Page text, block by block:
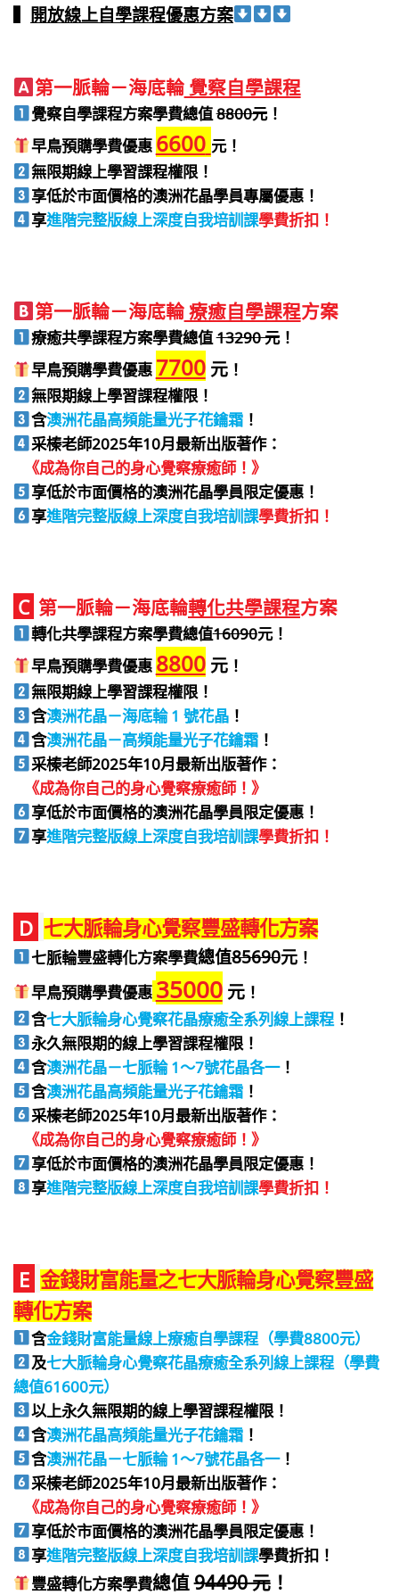
▍ 開放線上自學課程優惠方案
第一脈輪－海底輪覺察自學課程
覺察自學課程方案學費總值8800元！
早鳥預購學費優惠 6600 元！
無限期線上學習課程權限！
享低於市面價格的澳洲花晶學員專屬優惠！
享進階完整版線上深度自我培訓課學費折扣！
第一脈輪－海底輪療癒自學課程方案
療癒共學課程方案學費總值13290 元！
早鳥預購學費優惠 7700元！
無限期線上學習課程權限！
含澳洲花晶高頻能量光子花鑰霜！
采榛老師2025年10月最新出版著作：
《成為你自己的身心覺察療癒師！》
享低於市面價格的澳洲花晶學員限定優惠！
享進階完整版線上深度自我培訓課學費折扣！
C 第一脈輪－海底輪轉化共學課程方案
轉化共學課程方案學費總值16090元！
早鳥預購學費優惠 8800元！
無限期線上學習課程權限！
含澳洲花晶－海底輪 1 號花晶！
含澳洲花晶－高頻能量光子花鑰霜！
采榛老師2025年10月最新出版著作：
《成為你自己的身心覺察療癒師！》
享低於市面價格的澳洲花晶學員限定優惠！
享進階完整版線上深度自我培訓課學費折扣！
D 七大脈輪身心覺察豐盛轉化方案
七脈輪豐盛轉化方案學費總值85690元！
早鳥預購學費優惠35000元！
含七大脈輪身心覺察花晶療癒全系列線上課程！
永久無限期的線上學習課程權限！
含澳洲花晶－七脈輪 1～7號花晶各一！
含澳洲花晶高頻能量光子花鑰霜！
采榛老師2025年10月最新出版著作：
《成為你自己的身心覺察療癒師！》
享低於市面價格的澳洲花晶學員限定優惠！
享進階完整版線上深度自我培訓課學費折扣！
E 金錢財富能量之七大脈輪身心覺察豐盛
轉化方案
含金錢財富能量線上療癒自學課程（學費8800元）
及七大脈輪身心覺察花晶療癒全系列線上課程（學費
總值61600元）
以上永久無限期的線上學習課程權限！
含澳洲花晶高頻能量光子花鑰霜！
含澳洲花晶－七脈輪 1～7號花晶各一！
采榛老師2025年10月最新出版著作：
《成為你自己的身心覺察療癒師！》
享低於市面價格的澳洲花晶學員限定優惠！
享進階完整版線上深度自我培訓課學費折扣！
豐盛轉化方案學費總值94490 元！